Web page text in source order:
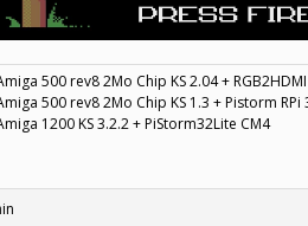
500 rev8 2Mo Chip KS 2.04 +
500 rev8 2Mo Chip KS 1.3 + Pistorm
1200 KS 3.2.2 + PiStorm32Lite CM4